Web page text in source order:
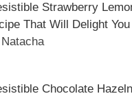
Strawberry
That Will Delight You
Natacha
Chocolate